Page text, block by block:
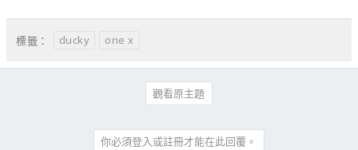
標籤： ducky one x
觀看原主題
你必須登入或註冊才能在此回覆。